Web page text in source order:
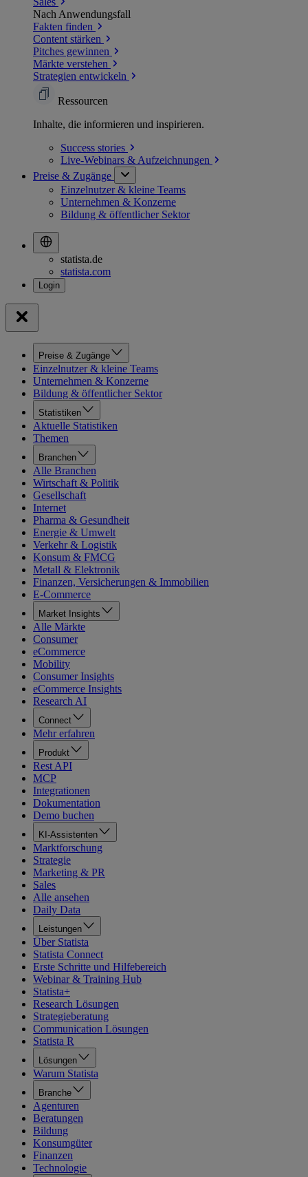
Nach Anwendungsfall
Fakten finden
Content stärken
Pitches gewinnen
Märkte verstehen
Strategien entwickeln
Ressourcen
Inhalte, die informieren und inspirieren.
Success stories
Live-Webinars & Aufzeichnungen
Preise & Zugänge
Einzelnutzer & kleine Teams
Unternehmen & Konzerne
Bildung & öffentlicher Sektor
statista.de
statista.com
Preise & Zugänge
Einzelnutzer & kleine Teams
Unternehmen & Konzerne
Bildung & öffentlicher Sektor
Statistiken
Aktuelle Statistiken
Themen
Branchen
Alle Branchen
Wirtschaft & Politik
Gesellschaft
Internet
Pharma & Gesundheit
Energie & Umwelt
Verkehr & Logistik
Konsum & FMCG
Metall & Elektronik
Finanzen, Versicherungen & Immobilien
E-Commerce
Market Insights
Alle Märkte
Consumer
eCommerce
Mobility
Consumer Insights
eCommerce Insights
Research AI
Connect
Mehr erfahren
Produkt
Rest API
MCP
Integrationen
Dokumentation
Demo buchen
KI-Assistenten
Marktforschung
Strategie
Marketing & PR
Sales
Alle ansehen
Daily Data
Leistungen
Über Statista
Statista Connect
Erste Schritte und Hilfebereich
Webinar & Training Hub
Statista+
Research Lösungen
Strategieberatung
Communication Lösungen
Statista R
Lösungen
Warum Statista
Branche
Agenturen
Beratungen
Bildung
Konsumgüter
Finanzen
Technologie